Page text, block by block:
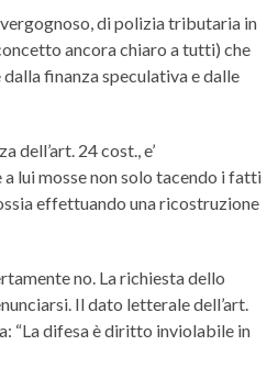
di polizia tributaria in
ancora chiaro a tutti) che
dalla finanza speculativa e dalle
dell’art. 24 cost., e’
lui mosse non solo tacendo i fatti
effettuando una ricostruzione
no. La richiesta dello
Il dato letterale dell’art.
“La difesa è diritto inviolabile in